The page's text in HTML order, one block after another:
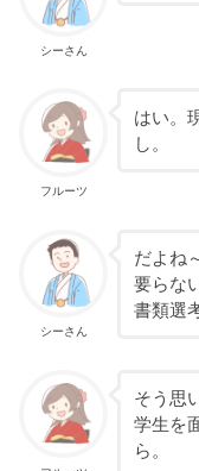
シーさん
フルーツ
はい。
し。
シーさん
だよね
要らな
書類選
そう思
学生を
ら。